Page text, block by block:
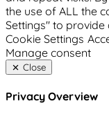
the use of ALL the
Settings" to
Cookie Settings
Manage consent
Close
Privacy Overview